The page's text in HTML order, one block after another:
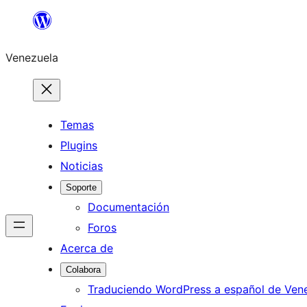
Saltar
contenido
Venezuela
Temas
Plugins
Noticias
Soporte
Documentación
Foros
Acerca de
Colabora
Traduciendo WordPress a español de